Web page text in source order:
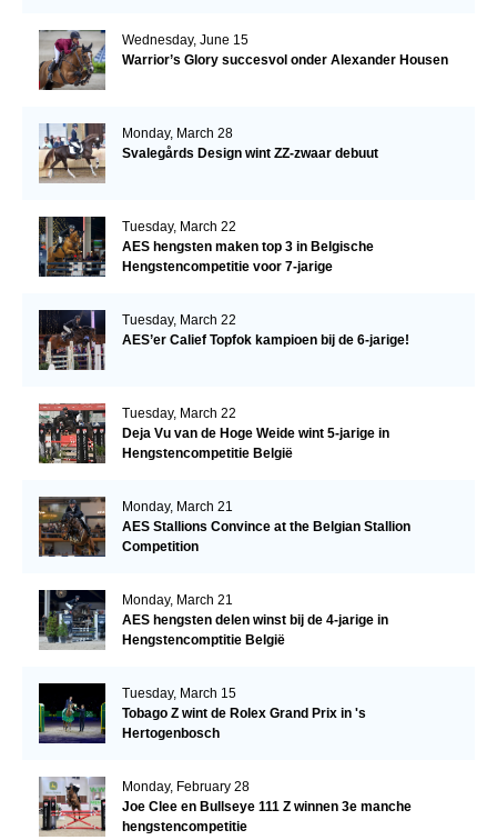
Wednesday, June 15
Warrior’s Glory succesvol onder Alexander Housen
Monday, March 28
Svalegårds Design wint ZZ-zwaar debuut
Tuesday, March 22
AES hengsten maken top 3 in Belgische
Hengstencompetitie voor 7-jarige
Tuesday, March 22
AES’er Calief Topfok kampioen bij de 6-jarige!
Tuesday, March 22
Deja Vu van de Hoge Weide wint 5-jarige in
Hengstencompetitie België
Monday, March 21
AES Stallions Convince at the Belgian Stallion
Competition
Monday, March 21
AES hengsten delen winst bij de 4-jarige in
Hengstencomptitie België
Tuesday, March 15
Tobago Z wint de Rolex Grand Prix in 's
Hertogenbosch
Monday, February 28
Joe Clee en Bullseye 111 Z winnen 3e manche
hengstencompetitie